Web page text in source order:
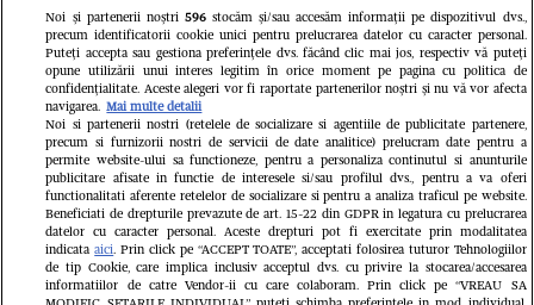
O mai știți pe Romica
Noi și partenerii noștri 596stocăm și/sau accesăm informații pe dispozitivul dvs.,
precum identificatorii cookie unici pentru prelucrarea datelor cu caracter personal.
Puteți accepta sau gestiona preferințele dvs. făcând clic mai jos, respectiv vă puteți
opune utilizării unui interes legitim în orice moment pe pagina cu politica de
confidențialitate. Aceste alegeri vor fi raportate partenerilor noștri și nu vă vor afecta
navigarea. Mai multe detalii
Noi si partenerii nostri (retelele de socializare si agentiile de publicitate partenere,
precum si furnizorii nostri de servicii de date analitice) prelucram date pentru a
permite website-ului sa functioneze, pentru a personaliza continutul si anunturile
publicitare afisate in functie de interesele si/sau profilul dvs., pentru a va oferi
functionalitati aferente retelelor de socializare si pentru a analiza traficul pe website.
Beneficiati de drepturile prevazute de art. 15-22 din GDPR in legatura cu prelucrarea
datelor cu caracter personal. Aceste drepturi pot fi exercitate prin modalitatea
indicataaici. Prin click pe “ACCEPT TOATE”, acceptati folosirea tuturor Tehnologiilor
de tip Cookie, care implica inclusiv acceptul dvs. cu privire la stocarea/accesarea
informatiilor de catre Vendor-ii cu care colaboram. Prin click pe “VREAU SA